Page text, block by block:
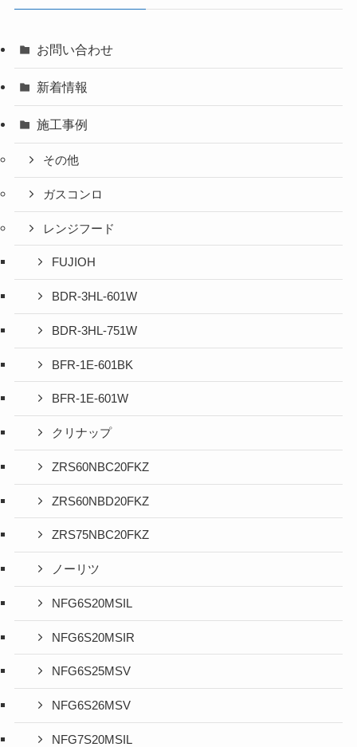
お問い合わせ
新着情報
施工事例
その他
ガスコンロ
レンジフード
FUJIOH
BDR-3HL-601W
BDR-3HL-751W
BFR-1E-601BK
BFR-1E-601W
クリナップ
ZRS60NBC20FKZ
ZRS60NBD20FKZ
ZRS75NBC20FKZ
ノーリツ
NFG6S20MSIL
NFG6S20MSIR
NFG6S25MSV
NFG6S26MSV
NFG7S20MSIL